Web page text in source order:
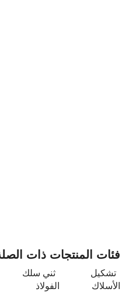
فئات المنتجات ذات
تشكيل
الأسلاك
ثني سلك
الفولاذ